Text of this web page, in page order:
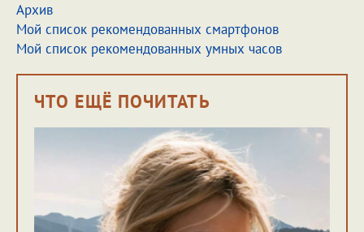
Архив
Мой список рекомендованных смартфонов
Мой список рекомендованных умных часов
ЧТО ЕЩЁ ПОЧИТАТЬ